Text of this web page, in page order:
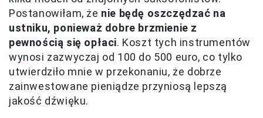
Postanowiłam, że nie będę oszczędzać na
ustniku, ponieważ dobre brzmienie z
pewnością się opłaci. Koszt tych instrumentów
wynosi zazwyczaj od 100 do 500 euro, co tylko
utwierdziło mnie w przekonaniu, że dobrze
zainwestowane pieniądze przyniosą lepszą
jakość dźwięku.